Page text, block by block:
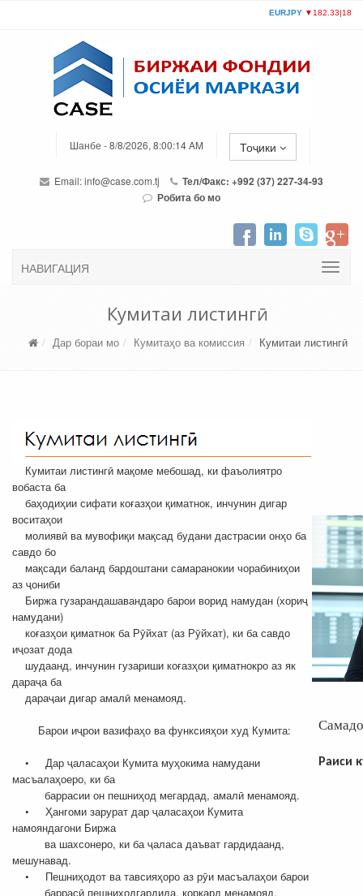
Шанбе - 8/8/2026, 8:00:14 AM Тоҷики
Email:info@case.com.tj
Тел/Факс: +992 (37) 227-34-93
Робита бо мо
НАВИГАЦИЯ
Кумитаи листингӣ
Дар бораи мо Кумитаҳо ва комиссия Кумитаи листингӣ
Кумитаи листингӣ мақоме мебошад, ки фаъолиятро
вобаста ба
баҳодиҳии сифати коғазҳои қиматнок, инчунин дигар
воситаҳои
молиявӣ ва мувофиқи мақсад будани дастрасии онҳо ба
савдо бо
мақсади баланд бардоштани самаранокии чорабиниҳои
аз ҷониби
Биржа гузарандашавандаро барои ворид намудан (хориҷ
намудани)
коғазҳои қиматнок ба Рӯйхат (аз Рӯйхат), ки ба савдо
иҷозат дода
шудаанд, инчунин гузариши коғазҳои қиматнокро аз як
дараҷа ба
дараҷаи дигар амалӣ менамояд.
Барои иҷрои вазифаҳо ва функсияҳои худ Кумита:
• Дар ҷаласаҳои Кумита муҳокима намудани
масъалаҳоеро, ки ба
баррасии он пешниҳод мегардад, амалӣ менамояд.
• Ҳангоми зарурат дар ҷаласаҳои Кумита
намояндагони Биржа
ва шахсонеро, ки ба ҷаласа даъват гардидаанд,
мешунавад.
• Пешниҳодот ва тавсияҳоро аз рӯи масъалаҳои барои
баррасӣ пешниҳодгардида, коркард менамояд.
Раиси